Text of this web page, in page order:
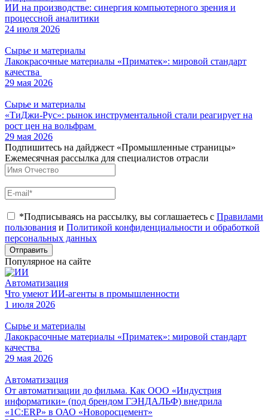
ИИ на производстве: синергия компьютерного зрения и
процессной аналитики
24 июля 2026
Сырье и материалы
Лакокрасочные материалы «Приматек»: мировой стандарт
качества
29 мая 2026
Сырье и материалы
«ТиДжи-Рус»: рынок инструментальной стали реагирует на
рост цен на вольфрам
29 мая 2026
Подпишитесь на дайджест «Промышленные страницы»
Ежемесячная рассылка для специалистов отрасли
*Подписываясь на рассылку, вы соглашаетесь с Правилами
пользования и Политикой конфиденциальности и обработкой
персональных данных
Отправить
Популярное на сайте
Автоматизация
Что умеют ИИ-агенты в промышленности
1 июля 2026
Сырье и материалы
Лакокрасочные материалы «Приматек»: мировой стандарт
качества
29 мая 2026
Автоматизация
От автоматизации до фильма. Как ООО «Индустрия
информатики» (под брендом ГЭНДАЛЬФ) внедрила
«1С:ERP» в ОАО «Новоросцемент»